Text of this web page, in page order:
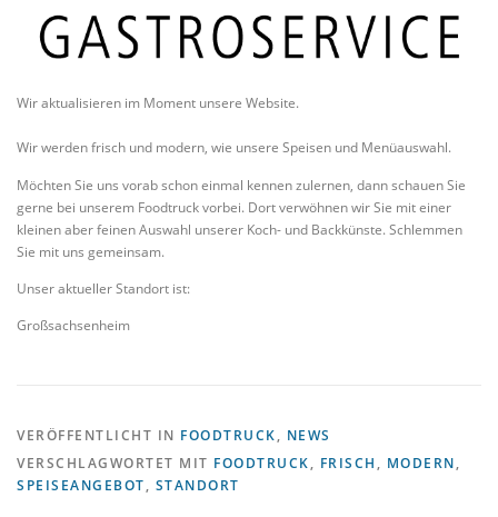
Wir aktualisieren im Moment unsere Website.
Wir werden frisch und modern, wie unsere Speisen und Menüauswahl.
Möchten Sie uns vorab schon einmal kennen zulernen, dann schauen Sie
gerne bei unserem Foodtruck vorbei. Dort verwöhnen wir Sie mit einer
kleinen aber feinen Auswahl unserer Koch- und Backkünste. Schlemmen
Sie mit uns gemeinsam.
Unser aktueller Standort ist:
Großsachsenheim
VERÖFFENTLICHT IN FOODTRUCK, NEWS
VERSCHLAGWORTET MIT FOODTRUCK, FRISCH , MODERN,
SPEISEANGEBOT, STANDORT